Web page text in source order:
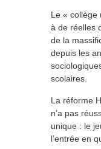
Le « collège
à de réelles
de la
depuis les
scolaires.
La réforme
n’a pas
unique : le
l’entrée en